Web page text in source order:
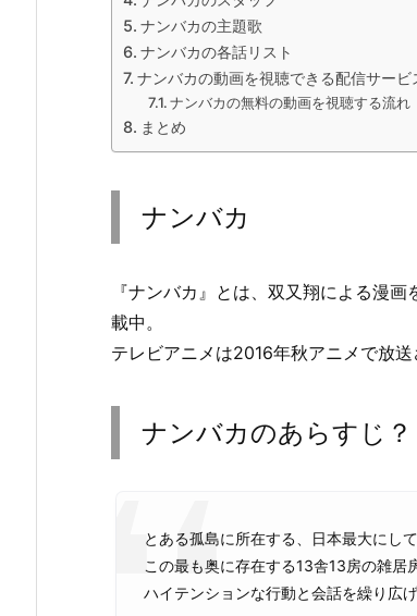
ナンバカの主題歌
ナンバカの各話リスト
ナンバカの動画を視聴できる配信サービ
ナンバカの無料の動画を視聴する流れ
まとめ
ナンバカ
『ナンバカ』とは、双又翔による漫
載中。
テレビアニメは2016年秋アニメで放送
ナンバカのあらすじ？
とある孤島に所在する、日本最大にし
この最も奥に存在する13舎13房の雑居
ハイテンションな行動と会話を繰り広